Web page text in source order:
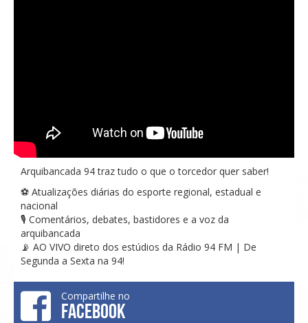
Arquibancada 94 traz tudo o que o torcedor quer saber!
⚽ Atualizações diárias do esporte regional, estadual e
nacional
🎙️ Comentários, debates, bastidores e a voz da
arquibancada
📡 AO VIVO direto dos estúdios da Rádio 94 FM | De
Segunda a Sexta na 94!
Compartilhe no
FACEBOOK